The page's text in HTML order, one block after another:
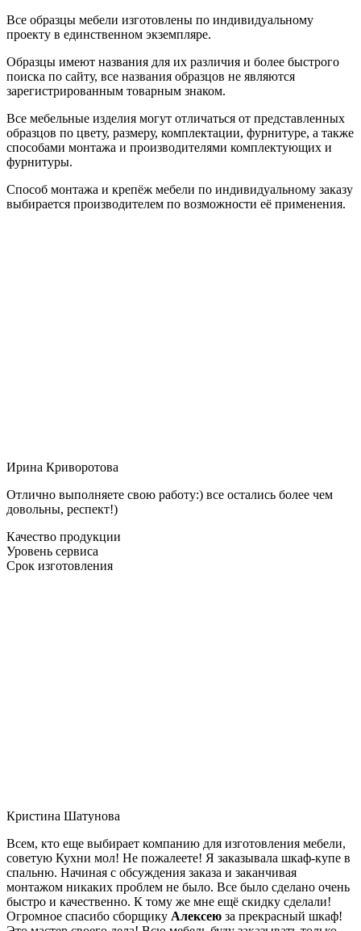
Все образцы мебели изготовлены по индивидуальному
проекту в единственном экземпляре.
Образцы имеют названия для их различия и более быстрого
поиска по сайту, все названия образцов не являются
зарегистрированным товарным знаком.
Все мебельные изделия могут отличаться от представленных
образцов по цвету, размеру, комплектации, фурнитуре, а также
способами монтажа и производителями комплектующих и
фурнитуры.
Способ монтажа и крепёж мебели по индивидуальному заказу
выбирается производителем по возможности её применения.
Ирина Криворотова
Отлично выполняете свою работу:) все остались более чем
довольны, респект!)
Качество продукции
Уровень сервиса
Срок изготовления
Кристина Шатунова
Всем, кто еще выбирает компанию для изготовления мебели,
советую Кухни мол! Не пожалеете! Я заказывала шкаф-купе в
спальню. Начиная с обсуждения заказа и заканчивая
монтажом никаких проблем не было. Все было сделано очень
быстро и качественно. К тому же мне ещё скидку сделали!
Огромное спасибо сборщику Алексею за прекрасный шкаф!